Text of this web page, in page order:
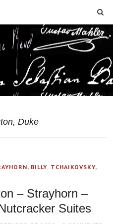
Duke
BILLY, TCHAIKOVSKY,
– Strayhorn –
Suites